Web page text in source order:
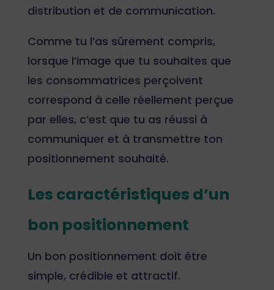
distribution et de communication.
Comme tu l’as sûrement compris,
lorsque l’image que tu souhaites que
les consommatrices perçoivent
correspond à celle réellement perçue
par elles, c’est que tu as réussi à
communiquer et à transmettre ton
positionnement souhaité.
Les caractéristiques d’un
bon positionnement
Un bon positionnement doit être
simple, crédible et attractif.